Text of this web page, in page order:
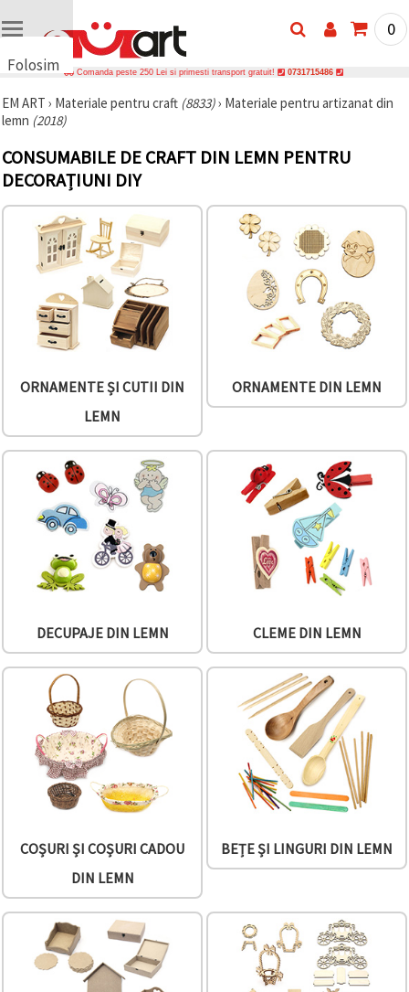
Folosim
uri
🍪 Folosim
și
tehnologii
similare
pentru a
funcționarea
corectă a
site-ului,
pentru a vă
îmbunătăți
experiența
acordul
dumneavoastră,
analiza
traficul și a
reclame
mai
inclusiv cu
ajutorul
partenerilor
noștri de
marketing.
Puteți fi de
acord să
cookie -
urile făcând
clic pe
"acceptati
toate!" Sau
preferințele
în setări
selectând
un tip de
cookie -uri
"Salvați"
Аcceptati
toate!
Setări
0
Comanda peste 250 Lei si primesti transport gratuit! 0731715486
EM ART › Materiale pentru craft (8833)› Materiale pentru artizanat din
lemn (2018)
CONSUMABILE DE CRAFT DIN LEMN PENTRU
DECORAȚIUNI DIY
ORNAMENTE ȘI CUTII DIN
LEMN
ORNAMENTE DIN LEMN
DECUPAJE DIN LEMN CLEME DIN LEMN
COȘURI ȘI COȘURI CADOU
DIN LEMN
BEȚE ȘI LINGURI DIN LEMN